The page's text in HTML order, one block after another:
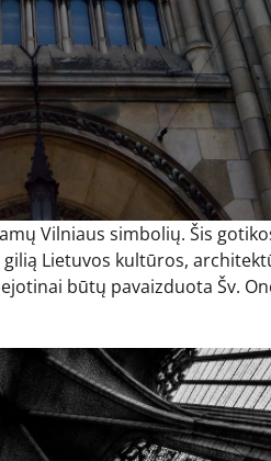
Vilniaus simbolių. Šis
Lietuvos kultūros,
būtų pavaizduota Šv.